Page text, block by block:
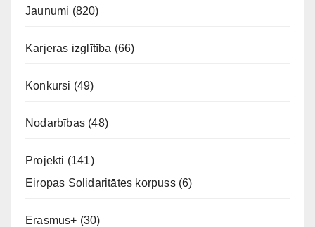
Jaunumi (820)
Karjeras izglītība (66)
Konkursi (49)
Nodarbības (48)
Projekti (141)
Eiropas Solidaritātes korpuss(6)
Erasmus+ (30)